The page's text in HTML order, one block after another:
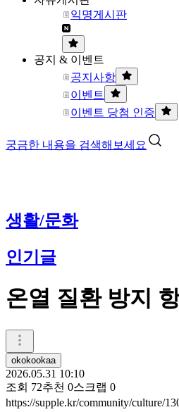
익명게시판
공지 & 이벤트
공지사항
이벤트
이벤트 당첨 인증
궁금한 내용을 검색해보세요
생활/문화
인기글
온열 질환 방지
okokookaa
2026.05.31 10:10
조회 72추천 0스크랩 0
https://supple.kr/community/culture/